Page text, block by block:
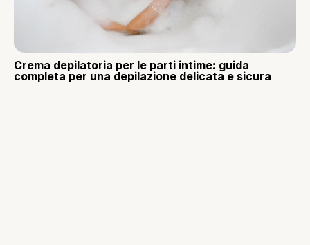
Crema depilatoria per le parti intime: guida
completa per una depilazione delicata e sicura